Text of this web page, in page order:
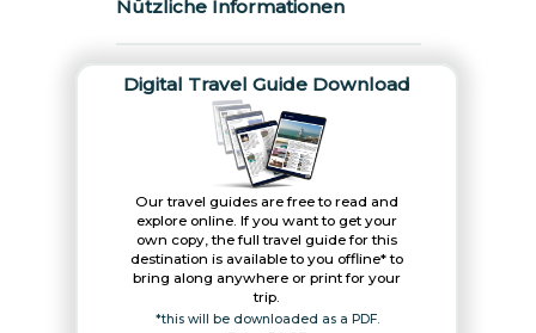
Nützliche Informationen
Digital Travel Guide Download
Our travel guides are free to read and
explore online. If you want to get your
own copy, the full travel guide for this
destination is available to you offline* to
bring along anywhere or print for your
trip.​
*this will be downloaded as a PDF.